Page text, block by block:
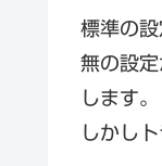
標準の
無の設
します。
しかし